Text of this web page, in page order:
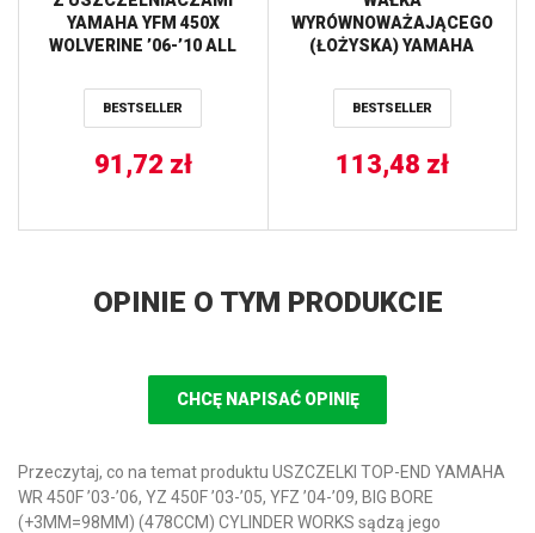
YAMAHA YFM 450X
WOLVERINE ’06-’10 ALL
BESTSELLER
91,72 zł
WYRÓWNOWAŻAJĄCEGO
(ŁOŻYSKA) YAMAHA
WARRIOR 350 (87-04) HOT
RODS
BESTSELLER
113,48 zł
OPINIE O TYM PRODUKCIE
CHCĘ NAPISAĆ OPINIĘ
Przeczytaj, co na temat produktu USZCZELKI TOP-END YAMAHA
WR 450F ’03-’06, YZ 450F ’03-’05, YFZ ’04-’09, BIG BORE
(+3MM=98MM) (478CCM) CYLINDER WORKS sądzą jego